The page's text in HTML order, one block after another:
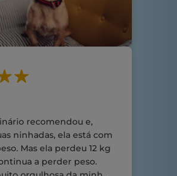
recomendou e,
ninhadas, ela está com
Mas ela perdeu 12 kg
a perder peso.